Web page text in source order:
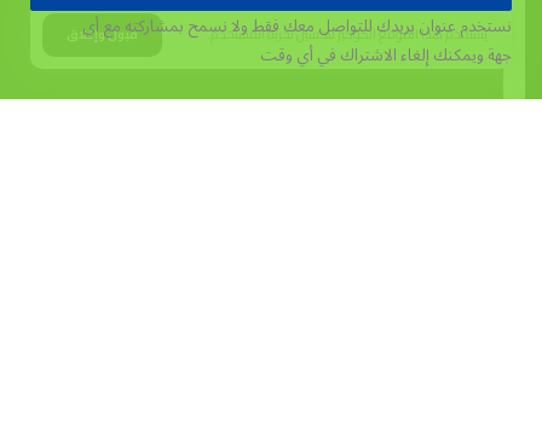
يستخدم هذا الموقع الكوكيز لتحسين تجربة المستخدم. قبول وإغلاق
نستخدم عنوان بريدك للتواصل معك فقط ولا نسمح بمشاركته مع أي
جهةويمكنك إلغاء الاشتراك في أي وقت